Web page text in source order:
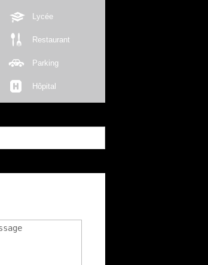
Lycée
Restaurant
Parking
Hôpital